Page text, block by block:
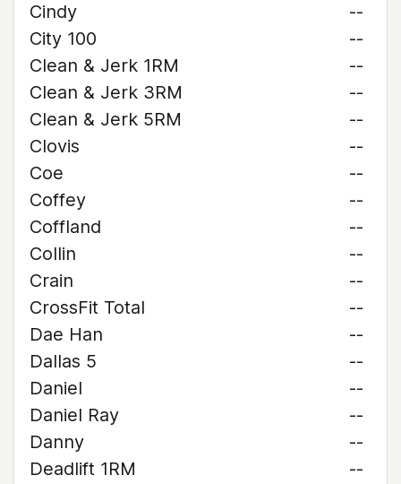
Cindy
--
City 100
--
Clean & Jerk 1RM
--
Clean & Jerk 3RM
--
Clean & Jerk 5RM
--
Clovis
--
Coe
--
Coffey
--
Coffland
--
Collin
--
Crain
--
CrossFit Total
--
Dae Han
--
Dallas 5
--
Daniel
--
Daniel Ray
--
Danny
--
Deadlift 1RM
--